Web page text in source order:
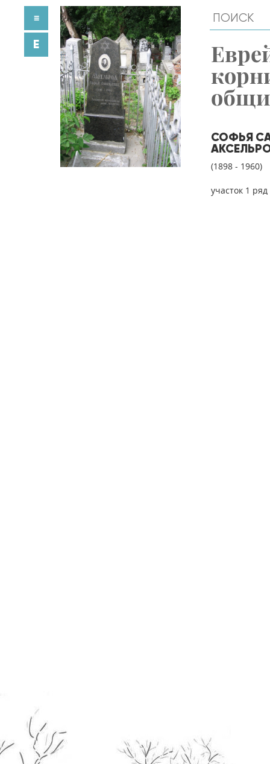
СОФЬЯ
(1898 - 1960)
участок 1
≡
E